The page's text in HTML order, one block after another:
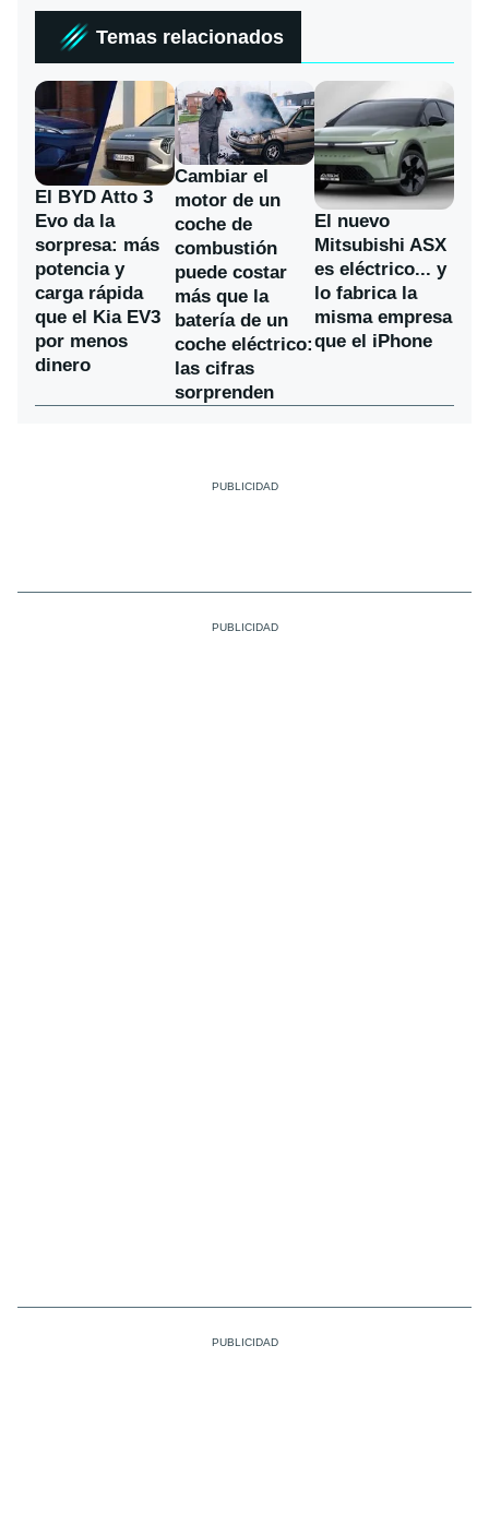
Temas relacionados
El BYD Atto 3
Evo da la
sorpresa: más
potencia y
carga rápida
que el Kia EV3
por menos
dinero
Cambiar el
motor de un
coche de
combustión
puede costar
más que la
batería de un
coche eléctrico:
las cifras
sorprenden
El nuevo
Mitsubishi ASX
es eléctrico... y
lo fabrica la
misma empresa
que el iPhone